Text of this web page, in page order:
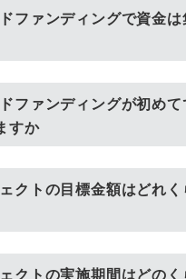
ファンディングで資金
ファンディングが初めて
すか
クトの目標金額はどれく
クトの実施期間はどのく